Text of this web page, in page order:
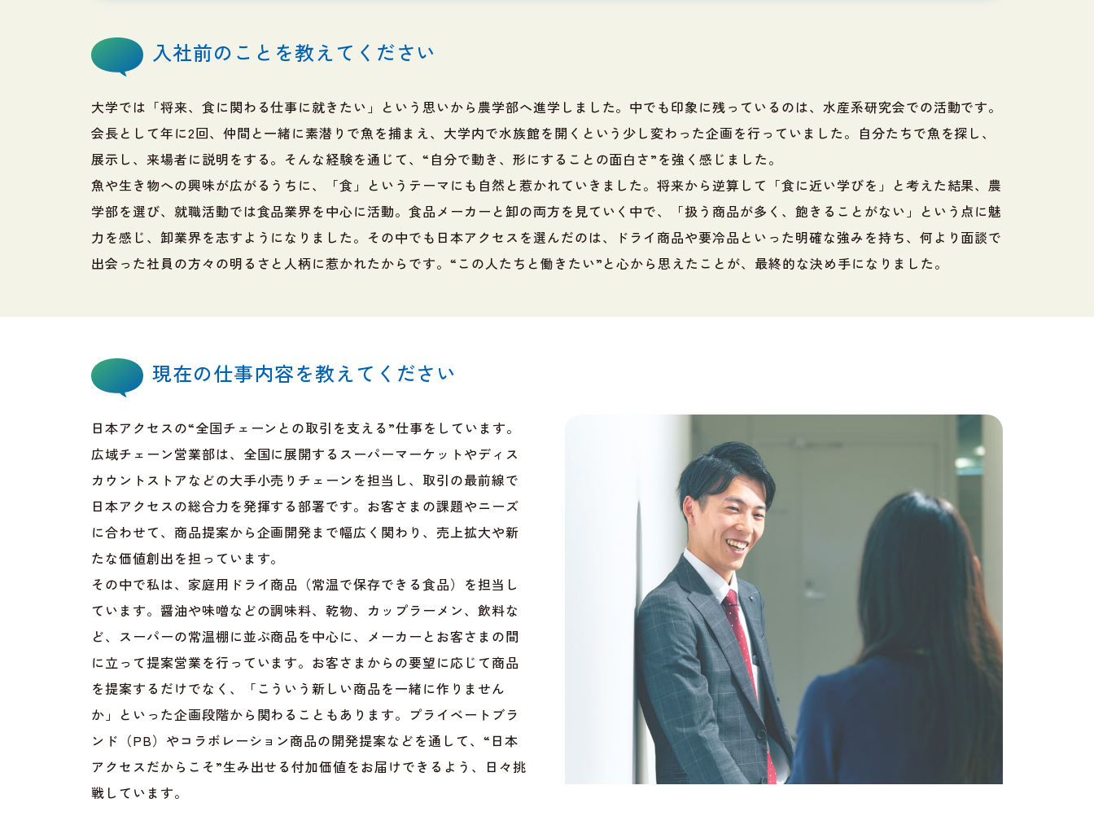
入社前のことを教えてください
大学では「将来、食に関わる仕事に就きたい」という思いから農学部へ進学しました。中でも印象に残っているのは、水産系研究会での活動です。
会長として年に2回、仲間と一緒に素潜りで魚を捕まえ、大学内で水族館を開くという少し変わった企画を行っていました。自分たちで魚を探し、
展示し、来場者に説明をする。そんな経験を通じて、“自分で動き、形にすることの面白さ”を強く感じました。
魚や生き物への興味が広がるうちに、「食」というテーマにも自然と惹かれていきました。将来から逆算して「食に近い学びを」と考えた結果、農
学部を選び、就職活動では食品業界を中心に活動。食品メーカーと卸の両方を見ていく中で、「扱う商品が多く、飽きることがない」という点に魅
力を感じ、卸業界を志すようになりました。その中でも日本アクセスを選んだのは、ドライ商品や要冷品といった明確な強みを持ち、何より面談で
出会った社員の方々の明るさと人柄に惹かれたからです。“この人たちと働きたい”と心から思えたことが、最終的な決め手になりました。
現在の仕事内容を教えてください
日本アクセスの“全国チェーンとの取引を支える”仕事をしています。
広域チェーン営業部は、全国に展開するスーパーマーケットやディス
カウントストアなどの大手小売りチェーンを担当し、取引の最前線で
日本アクセスの総合力を発揮する部署です。お客さまの課題やニーズ
に合わせて、商品提案から企画開発まで幅広く関わり、売上拡大や新
たな価値創出を担っています。
その中で私は、家庭用ドライ商品（常温で保存できる食品）を担当し
ています。醤油や味噌などの調味料、乾物、カップラーメン、飲料な
ど、スーパーの常温棚に並ぶ商品を中心に、メーカーとお客さまの間
に立って提案営業を行っています。お客さまからの要望に応じて商品
を提案するだけでなく、「こういう新しい商品を一緒に作りません
か」といった企画段階から関わることもあります。プライベートブラ
ンド（PB）やコラボレーション商品の開発提案などを通して、“日本
アクセスだからこそ”生み出せる付加価値をお届けできるよう、日々挑
戦しています。